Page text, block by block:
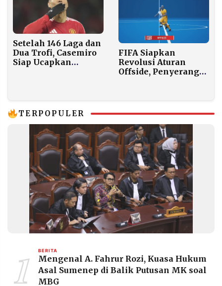
Setelah 146 Laga dan
Dua Trofi, Casemiro
Siap Ucapkan
FIFA Siapkan
Revolusi Aturan
Offside, Penyerang
TERPOPULER
1 BERITA
Mengenal A. Fahrur Rozi, Kuasa Hukum
Asal Sumenep di Balik Putusan MK soal
MBG